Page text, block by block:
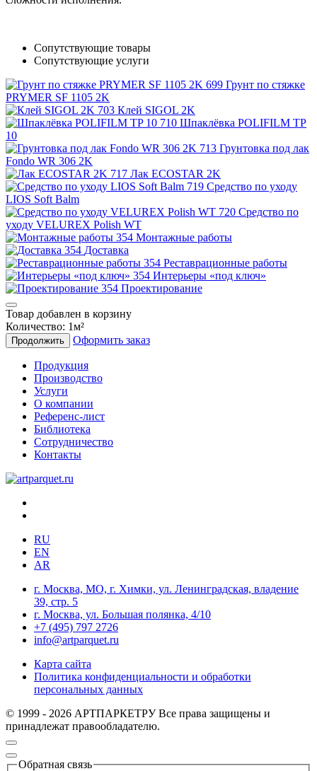
Сопутствующие товары
Сопутствующие услуги
Грунт по стяжке
PRYMER SF 1105 2K
Клей SIGOL 2K
Шпаклёвка POLIFILM TP
10
Грунтовка под лак
Fondo WR 306 2K
Лак ECOSTAR 2K
Средство по уходу
LIOS Soft Balm
Средство по
уходу VELUREX Polish WT
Монтажные работы
Доставка
Реставрационные работы
Интерьеры «под ключ»
Проектирование
Товар добавлен в корзину
Количество: 1м²
Продолжить Оформить заказ
Продукция
Производство
Услуги
О компании
Референс-лист
Библиотека
Сотрудничество
Контакты
RU
EN
AR
г. Москва, МО, г. Химки, ул. Ленинградская, владение
39, стр. 5
г. Москва, ул. Большая полянка, 4/10
+7 (495) 797 2726
info@artparquet.ru
Карта сайта
Политика конфиденциальности и обработки
персональных данных
© 1999 - 2026 АРТПАРКЕТРУ Все права защищены и
принадлежат правообладателю.
Обратная связь